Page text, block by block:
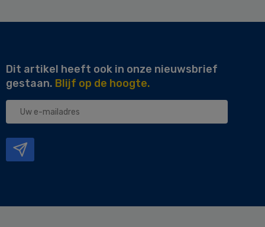
Dit artikel heeft ook in onze nieuwsbrief
gestaan. Blijf op de hoogte.
Uw